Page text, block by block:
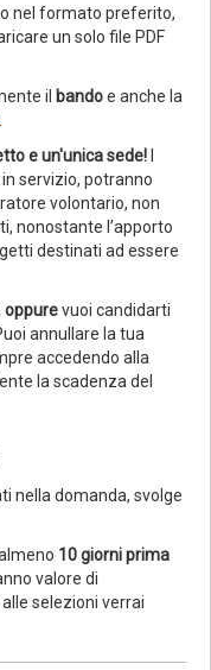
nel formato preferito,
un solo file PDF
il bandoe anche la
e un'unica sede!
servizio, potranno
volontario, non
nonostante l’apporto
destinati ad essere
oppurevuoi candidarti
annullare la tua
accedendo alla
la scadenza del
nella domanda, svolge
10 giorni prima
valore di
alle selezioni verrai